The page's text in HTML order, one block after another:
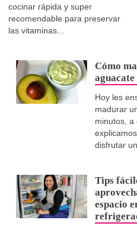
cocinar rápida y super
recomendable para preservar
las vitaminas...
Cómo
Hoy les
madurar
minutos, a
disfrutar
Tips
espacio